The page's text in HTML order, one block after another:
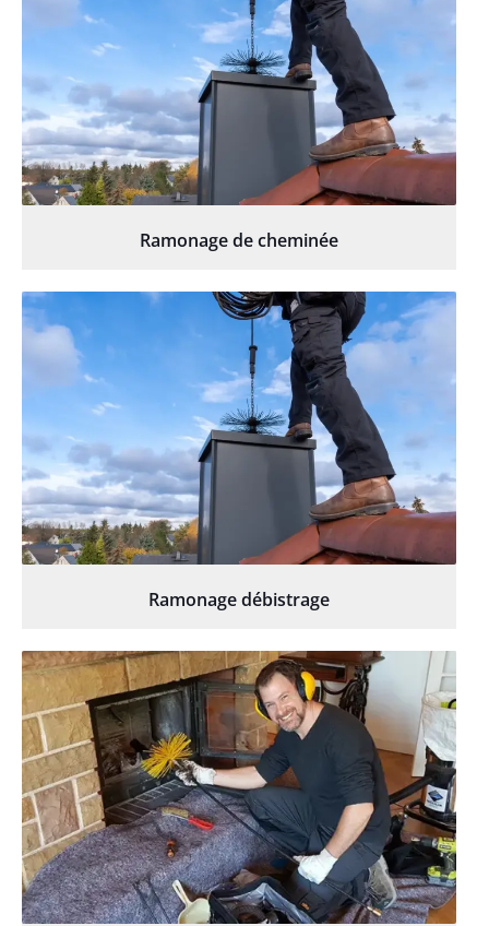
Ramonage de cheminée
Ramonage débistrage